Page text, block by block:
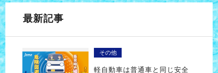
最新記事
その他
軽自動車は普通車と同じ安全